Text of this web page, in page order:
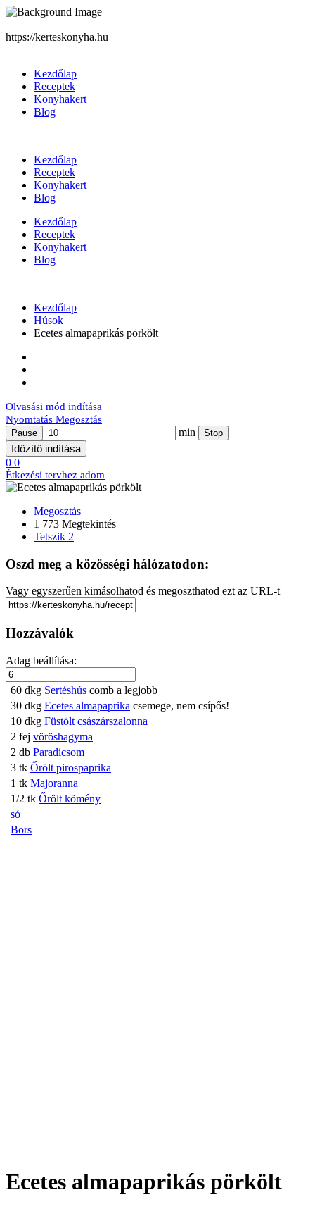
https://kerteskonyha.hu
Kezdőlap
Receptek
Konyhakert
Blog
Kezdőlap
Receptek
Konyhakert
Blog
Kezdőlap
Receptek
Konyhakert
Blog
Kezdőlap
Húsok
Ecetes almapaprikás pörkölt
Olvasási mód indítása
Nyomtatás Megosztás
Pause min Stop
Időzítő indítása
0 0
Étkezési tervhez adom
Megosztás
1 773 Megtekintés
Tetszik 2
Oszd meg a közösségi hálózatodon:
Vagy egyszerűen kimásolhatod és megoszthatod ezt az URL-t
Hozzávalók
Adag beállítása:
60 dkg Sertéshús comb a legjobb
30 dkg Ecetes almapaprika csemege, nem csípős!
10 dkg Füstölt császárszalonna
2 fej vöröshagyma
2 db Paradicsom
3 tk Őrölt pirospaprika
1 tk Majoranna
1/2 tk Őrölt kömény
só
Bors
Ecetes almapaprikás pörkölt